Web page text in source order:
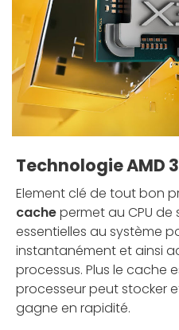
Technologie AMD
Element clé de tout bon
cachepermet au CPU
essentielles au système
instantanément et ainsi
processus. Plus le cache
processeur peut stocker
gagne en rapidité.